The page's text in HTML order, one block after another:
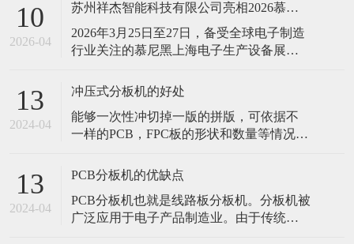
10
2026-04
苏州祥杰智能科技有限公司亮相2026慕尼黑上海电子生产设备展，智启电子智造新征程
2026年3月25日至27日，备受全球电子制造
行业关注的慕尼黑上海电子生产设备展
览中心圆满落幕。本次展会汇聚了1156家
了67184名专业观众莅临参观，成为亚洲区
域电子制造技术交流及产业协同合作的重
13
2024-04
冲压式分板机的好处
能够一次性冲切掉一版的拼版，可依据不
一样的PCB，FPC板的形状和数量等情况来
类似的机种进行生产
13
2024-04
PCB分板机的优缺点
PCB分板机也就是线路板分板机。分板机被
广泛应用于电子产品制造业。由于传统的